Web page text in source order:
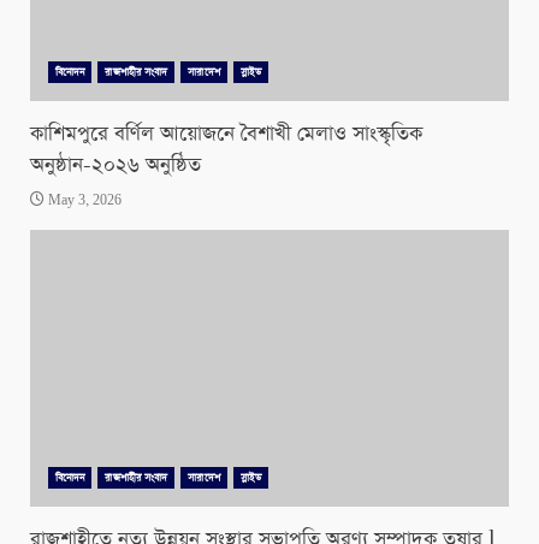
বিনোদন রাজশাহীর সংবাদ সারাদেশ স্লাইড
কাশিমপুরে বর্ণিল আয়োজনে বৈশাখী মেলাও সাংস্কৃতিক
অনুষ্ঠান-২০২৬ অনুষ্ঠিত
May 3, 2026
বিনোদন রাজশাহীর সংবাদ সারাদেশ স্লাইড